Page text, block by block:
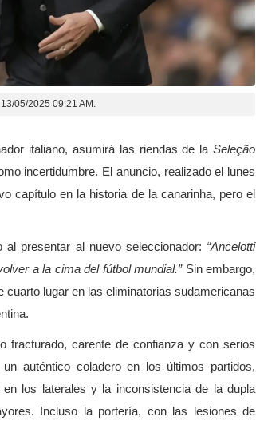
05/2025 09:21 AM.
italiano, asumirá las riendas de la Seleção
incertidumbre. El anuncio, realizado el lunes
capítulo en la historia de la canarinha, pero el
presentar al nuevo seleccionador: “Ancelotti
a la cima del fútbol mundial.”Sin embargo,
lugar en las eliminatorias sudamericanas
fracturado, carente de confianza y con serios
auténtico coladero en los últimos partidos,
los laterales y la inconsistencia de la dupla
Incluso la portería, con las lesiones de